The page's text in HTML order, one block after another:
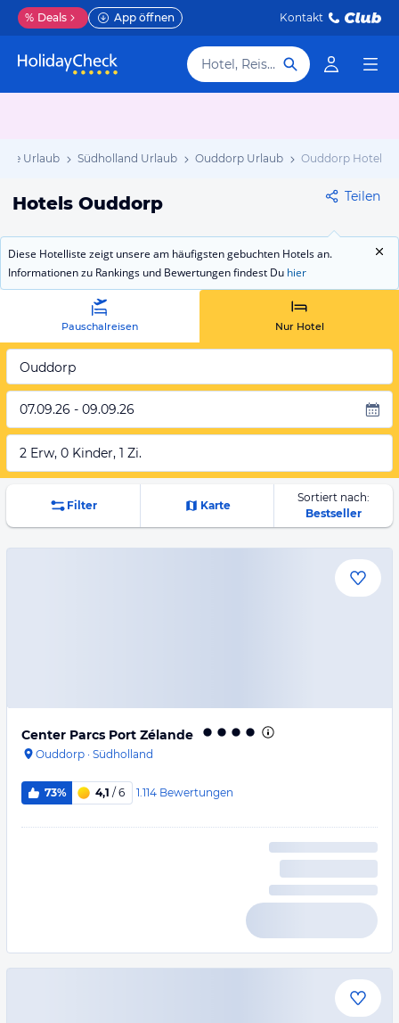
% Deals App öffnen Kontakt
Hotel, Reiseziel
Urlaub Südholland Urlaub Ouddorp Urlaub Ouddorp Hotels
Hotels Ouddorp Teilen
Diese Hotelliste zeigt unsere am häufigsten gebuchten Hotels an.
Informationen zu Rankings und Bewertungen findest Du hier
Pauschalreisen Nur Hotel
Ouddorp
07.09.26 - 09.09.26
2 Erw, 0 Kinder, 1 Zi.
Filter Karte
Sortiert nach:
Bestseller
Center Parcs Port Zélande
Ouddorp · Südholland
73% 4,1 / 6 1.114 Bewertungen